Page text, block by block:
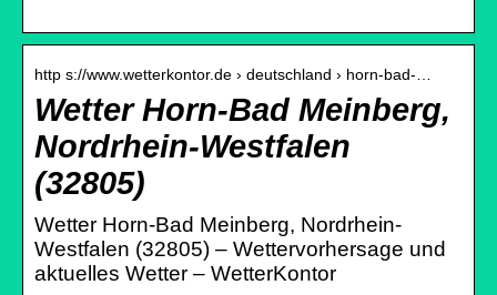
http s://www.wetterkontor.de › deutschland › horn-bad-…
Wetter Horn-Bad Meinberg,
Nordrhein-Westfalen
(32805)
Wetter Horn-Bad Meinberg, Nordrhein-
Westfalen (32805) – Wettervorhersage und
aktuelles Wetter – WetterKontor